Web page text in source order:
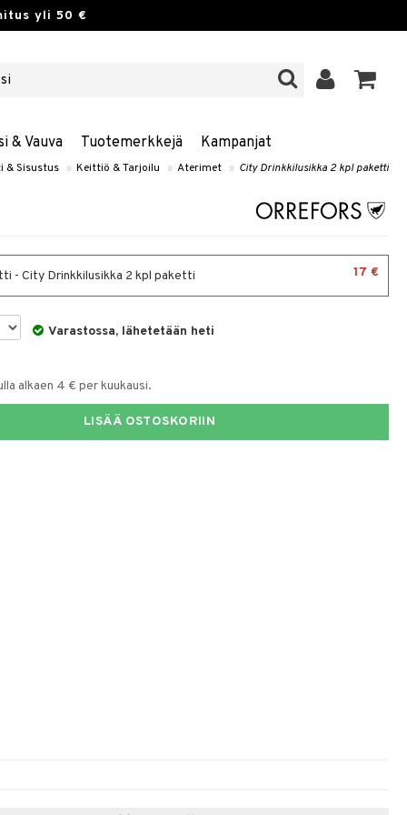
yli 50 €
& Vauva Tuotemerkkejä Kampanjat
& Sisustus » Keittiö & Tarjoilu » Aterimet » City Drinkkilusikka 2 kpl paketti
- City Drinkkilusikka 2 kpl paketti 17 €
Varastossa, lähetetään heti
alkaen 4 € per kuukausi.
LISÄÄ OSTOSKORIIN